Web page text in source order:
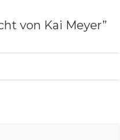
von Kai Meyer”